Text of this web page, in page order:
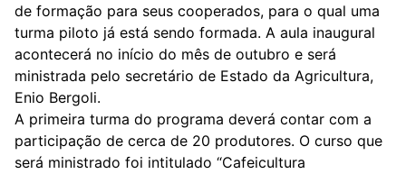
de formação para seus cooperados, para o qual uma
turma piloto já está sendo formada. A aula inaugural
acontecerá no início do mês de outubro e será
ministrada pelo secretário de Estado da Agricultura,
Enio Bergoli.
A primeira turma do programa deverá contar com a
participação de cerca de 20 produtores. O curso que
será ministrado foi intitulado “Cafeicultura